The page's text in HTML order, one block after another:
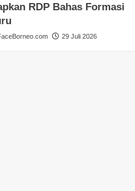
RDP Bahas Formasi
29 Juli 2026